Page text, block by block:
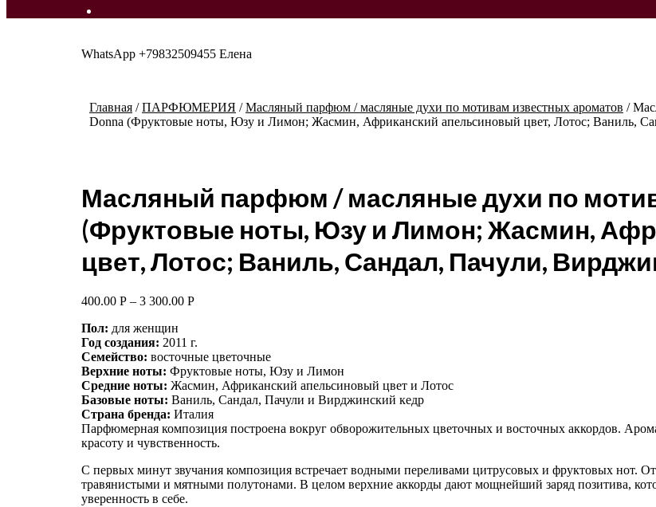
WhatsApp +79832509455 Елена
Главная/ПАРФЮМЕРИЯ/Масляный парфюм / масляные духи по мотивам известных ароматов /
Donna (Фруктовые ноты, Юзу и Лимон; Жасмин, Африканский апельсиновый цвет, Лотос; Ваниль,
Масляный парфюм / масляные духи по
(Фруктовые ноты, Юзу и Лимон; Жасмин,
цвет, Лотос; Ваниль, Сандал, Пачули,
400.00 Р– 3 300.00 Р
Пол: для женщин
Год создания: 2011 г.
Семейство: восточные цветочные
Верхние ноты: Фруктовые ноты, Юзу и Лимон
Средние ноты: Жасмин, Африканский апельсиновый цвет и Лотос
Базовые ноты: Ваниль, Сандал, Пачули и Вирджинский кедр
Страна бренда: Италия
Парфюмерная композиция построена вокруг обворожительных цветочных и восточных аккордов.
красоту и чувственность.
С первых минут звучания композиция встречает водными переливами цитрусовых и фруктовых
травянистыми и мятными полутонами. В целом верхние аккорды дают мощнейший заряд позитива,
уверенность в себе.